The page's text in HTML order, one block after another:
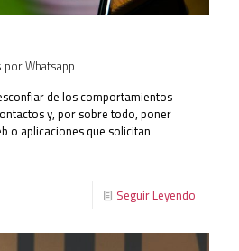
Whatsapp
de los comportamientos
y, por sobre todo, poner
o aplicaciones que solicitan
Seguir Leyendo